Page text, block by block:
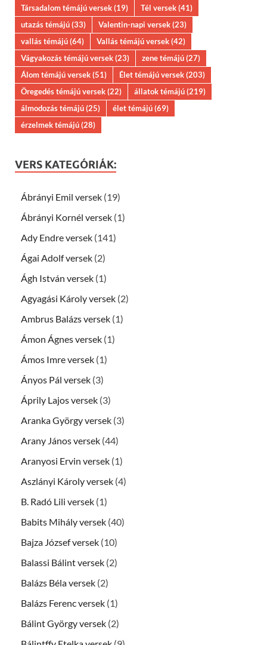
Társadalom témájú versek(19) Tél versek(41)
utazás témájú(33) Valentin-napi versek(23)
vallás témájú(64) Vallás témájú versek(42)
Vágyakozás témájú versek(23) zene témájú(27)
Álom témájú versek(51) Élet témájú versek(203)
Öregedés témájú versek(22) állatok témájú(219)
álmodozás témájú(25) élet témájú(69)
érzelmek témájú(28)
VERS KATEGÓRIÁK:
Ábrányi Emil versek (19)
Ábrányi Kornél versek (1)
Ady Endre versek (141)
Ágai Adolf versek (2)
Ágh István versek (1)
Agyagási Károly versek (2)
Ambrus Balázs versek (1)
Ámon Ágnes versek (1)
Ámos Imre versek (1)
Ányos Pál versek (3)
Áprily Lajos versek (3)
Aranka György versek (3)
Arany János versek (44)
Aranyosi Ervin versek (1)
Aszlányi Károly versek (4)
B. Radó Lili versek (1)
Babits Mihály versek (40)
Bajza József versek (10)
Balassi Bálint versek (2)
Balázs Béla versek (2)
Balázs Ferenc versek (1)
Bálint György versek (2)